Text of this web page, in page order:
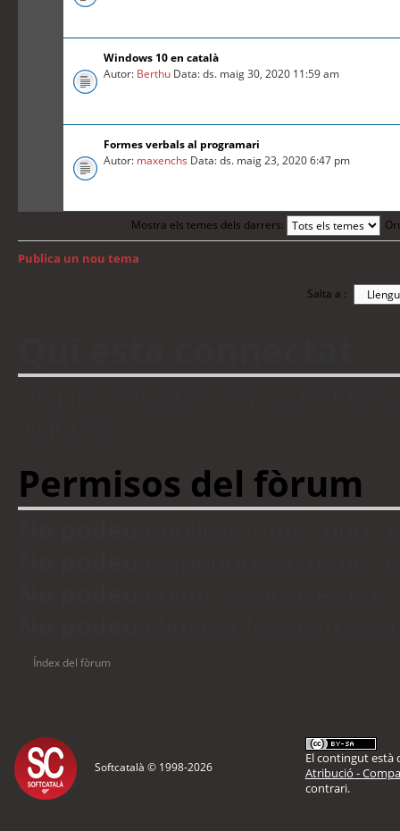
Windows 10 en català
Autor: Berthu Data: ds. maig 30, 2020 11:59 am
Formes verbals al programari
Autor: maxenchs Data: ds. maig 23, 2020 6:47 pm
Mostra els temes dels darrers:
Publica un nou tema
Salta a :
Permisos del fòrum
Índex del fòrum
Softcatalà © 1998-2026
El contingut està
Atribució -
contrari.